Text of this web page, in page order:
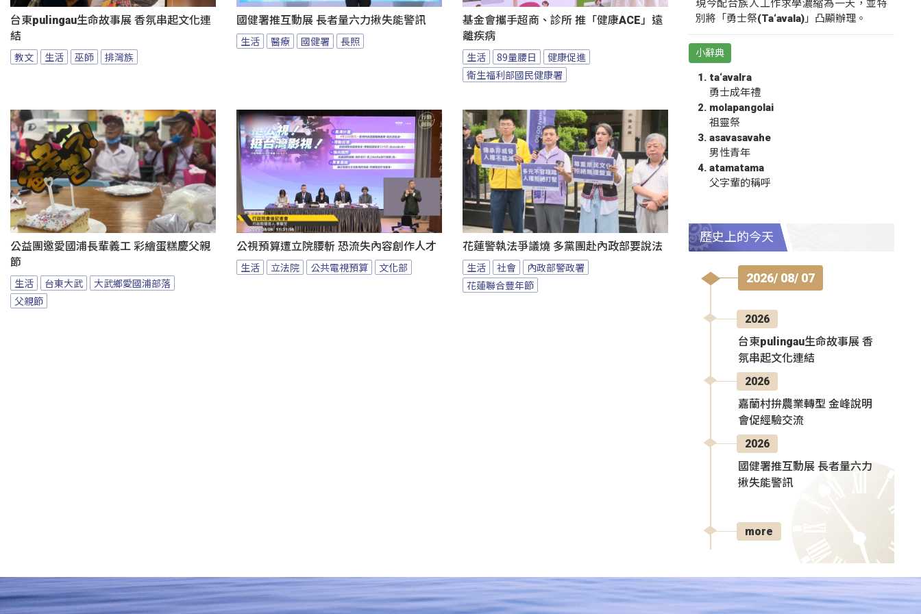
台東pulingau生命故事展 香氛串起文化連
結
教文 生活 巫師 排灣族
國健署推互動展 長者量六力揪失能警訊
生活 醫療 國健署 長照
基金會攜手超商、診所 推「健康ACE」遠
離疾病
生活 89量腰日
健康促進
衛生福利部國民健康署
公益團邀愛國浦長輩義工 彩繪蛋糕慶父親
節
生活 台東大武
大武鄉愛國浦部落
父親節
公視預算遭立院腰斬 恐流失內容創作人才
生活 立法院 公共電視預算 文化部
花蓮警執法爭議燒 多黨團赴內政部要說法
生活 社會
內政部警政署
花蓮聯合豐年節
現今配合族人工作求學濃縮為一天，並特
別將「勇士祭(Ta‘avala)」凸顯辦理。
小辭典
ta‘avalra
勇士成年禮
molapangolai
祖靈祭
asavasavahe
男性青年
atamatama
父字輩的稱呼
歷史上的今天
2026/ 08/ 07
2026
台東pulingau生命故事展 香
氛串起文化連結
2026
嘉蘭村拚農業轉型 金峰說明
會促經驗交流
2026
國健署推互動展 長者量六力
揪失能警訊
more